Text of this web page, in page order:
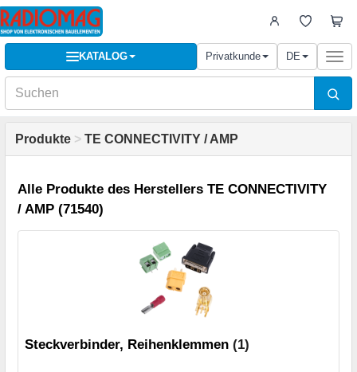
KATALOG Privatkunde DE
Produkte > TE CONNECTIVITY / AMP
Alle Produkte des Herstellers TE CONNECTIVITY
/ AMP (71540)
Steckverbinder, Reihenklemmen (1)